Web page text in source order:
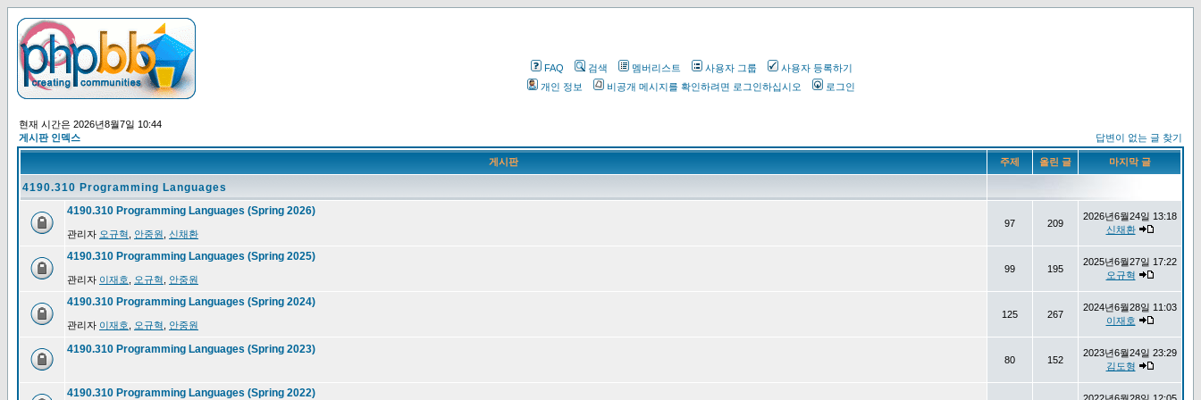
FAQ 검색 멤버리스트 사용자 그룹
사용자 등록하기
개인 정보
비공개 메시지를 확인하려면 로그인하십시오 로그인
현재 시간은 2026년8월7일 10:44
게시판 인덱스
답변이 없는 글 찾기
게시판 주제 올린 글 마지막 글
4190.310 Programming Languages
4190.310 Programming Languages (Spring 2026)
관리자 오규혁 안중원 신채환
97 209
2026년6월24일 13:18
신채환
4190.310 Programming Languages (Spring 2025)
관리자 이재호 오규혁 안중원
99 195
2025년6월27일 17:22
오규혁
4190.310 Programming Languages (Spring 2024)
관리자 이재호 오규혁 안중원
125 267
2024년6월28일 11:03
이재호
4190.310 Programming Languages (Spring 2023)
80 152
2023년6월24일 23:29
김도형
4190.310 Programming Languages (Spring 2022)